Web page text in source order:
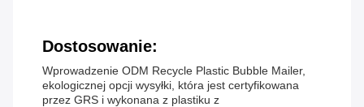
Dostosowanie:
Wprowadzenie ODM Recycle Plastic Bubble Mailer,
ekologicznej opcji wysyłki, która jest certyfikowana
przez GRS i wykonana z plastiku z